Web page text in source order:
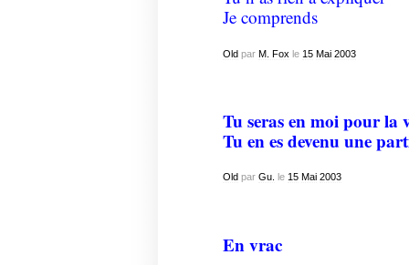
Je comprends
Oldpar M. Fox le 15 Mai 2003
Tu seras en moi pour la
Tu en es devenu une
Old par Gu. le 15 Mai 2003
En vrac